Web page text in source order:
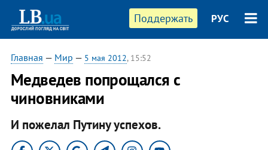
Поддержать РУС
Главная — Мир — 5 мая 2012, 15:52
Медведев попрощался с
чиновниками
И пожелал Путину успехов.